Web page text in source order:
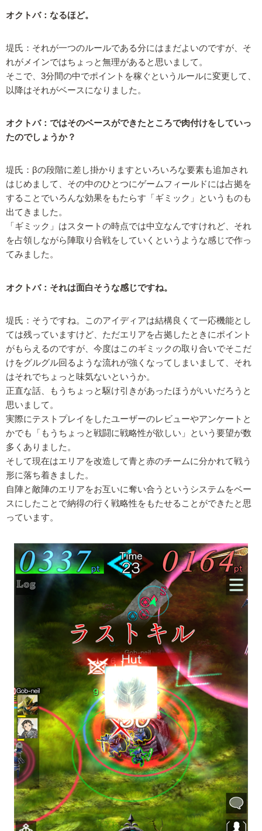
オクトバ：なるほど。
堤氏：それが一つのルールである分にはまだよいのですが、そ
れがメインではちょっと無理があると思いまして。
そこで、3分間の中でポイントを稼ぐというルールに変更して、
以降はそれがベースになりました。
オクトバ：ではそのベースができたところで肉付けをしていっ
たのでしょうか？
堤氏：βの段階に差し掛かりますといろいろな要素も追加され
はじめまして、その中のひとつにゲームフィールドには占拠を
することでいろんな効果をもたらす「ギミック」というものも
出てきました。
「ギミック」はスタートの時点では中立なんですけれど、それ
を占領しながら陣取り合戦をしていくというような感じで作っ
てみました。
オクトバ：それは面白そうな感じですね。
堤氏：そうですね。このアイディアは結構良くて一応機能とし
ては残っていますけど、ただエリアを占拠したときにポイント
がもらえるのですが、今度はこのギミックの取り合いでそこだ
けをグルグル回るような流れが強くなってしまいまして、それ
はそれでちょっと味気ないというか。
正直な話、もうちょっと駆け引きがあったほうがいいだろうと
思いまして。
実際にテストプレイをしたユーザーのレビューやアンケートと
かでも「もうちょっと戦闘に戦略性が欲しい」という要望が数
多くありました。
そして現在はエリアを改造して青と赤のチームに分かれて戦う
形に落ち着きました。
自陣と敵陣のエリアをお互いに奪い合うというシステムをベー
スにしたことで納得の行く戦略性をもたせることができたと思
っています。